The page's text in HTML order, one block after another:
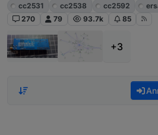
cc2531
cc2538 cc2592
270
79 93.7k 85
+3